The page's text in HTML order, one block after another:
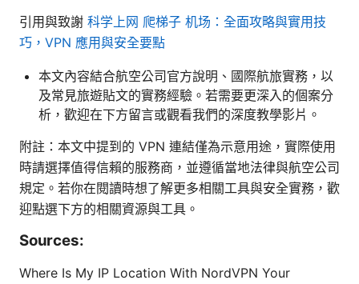
引用與致謝 科学上网 爬梯子 机场：全面攻略與實用技
巧，VPN 應用與安全要點
本文內容結合航空公司官方說明、國際航旅實務，以
及常見旅遊貼文的實務經驗。若需要更深入的個案分
析，歡迎在下方留言或觀看我們的深度教學影片。
附註：本文中提到的 VPN 連結僅為示意用途，實際使用
時請選擇值得信賴的服務商，並遵循當地法律與航空公司
規定。若你在閱讀時想了解更多相關工具與安全實務，歡
迎點選下方的相關資源與工具。
Sources:
Where Is My IP Location With NordVPN Your